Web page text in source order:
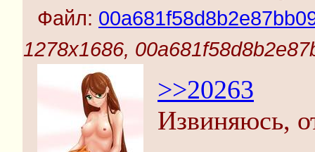
Файл:
1278x1686,
>>20263
Извиняюсь,